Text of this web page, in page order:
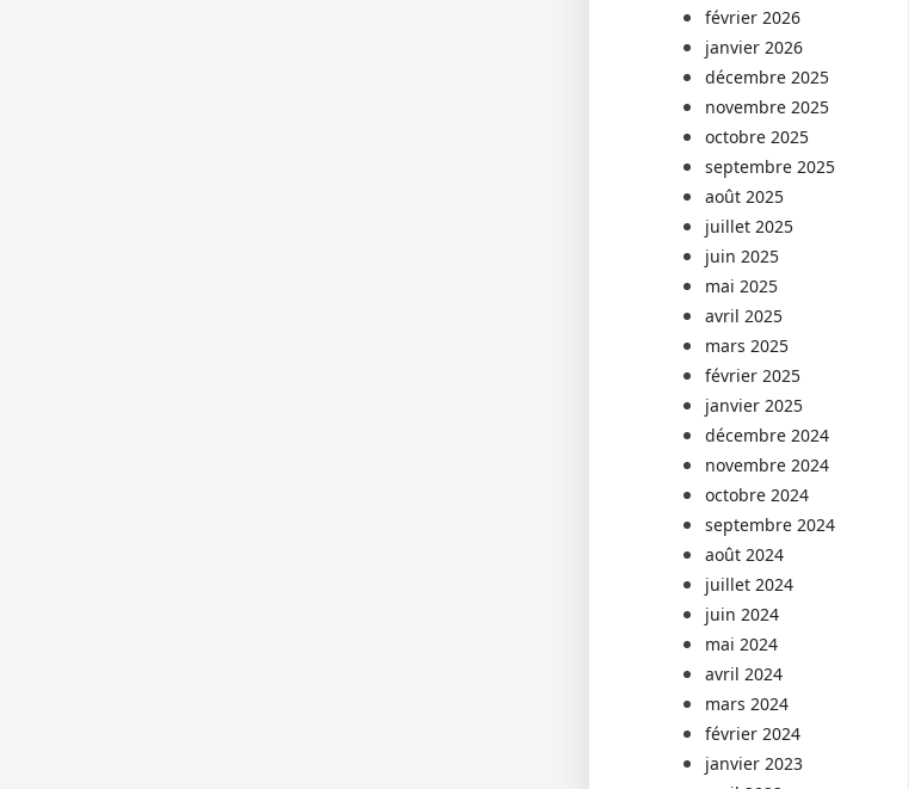
février 2026
janvier 2026
décembre 2025
novembre 2025
octobre 2025
septembre 2025
août 2025
juillet 2025
juin 2025
mai 2025
avril 2025
mars 2025
février 2025
janvier 2025
décembre 2024
novembre 2024
octobre 2024
septembre 2024
août 2024
juillet 2024
juin 2024
mai 2024
avril 2024
mars 2024
février 2024
janvier 2023